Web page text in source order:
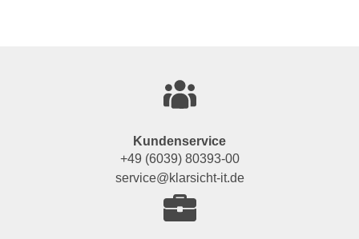
Kundenservice
+49 (6039) 80393-00
service@klarsicht-it.de